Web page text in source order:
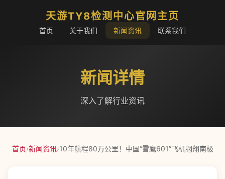
天游TY8检测中心官网主页
首页 关于我们 新闻资讯 联系我们
新闻详情
深入了解行业资讯
首页›新闻资讯›10年航程80万公里！中国“雪鹰601”飞机翱翔南极